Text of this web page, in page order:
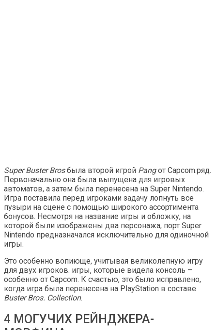
Super Buster Brosбыла второй игрой Pangот Capcom.ряд.
Первоначально она была выпущена для игровых
автоматов, а затем была перенесена на Super Nintendo.
Игра поставила перед игроками задачу лопнуть все
пузыри на сцене с помощью широкого ассортимента
бонусов. Несмотря на название игры и обложку, на
которой были изображены два персонажа, порт Super
Nintendo предназначался исключительно для одиночной
игры.
Это особенно вопиюще, учитывая великолепную игру
для двух игроков. игры, которые видела консоль –
особенно от Capcom. К счастью, это было исправлено,
когда игра была перенесена на PlayStation в составе
Buster Bros. Collection.
4 МОГУЧИХ РЕЙНДЖЕРА-